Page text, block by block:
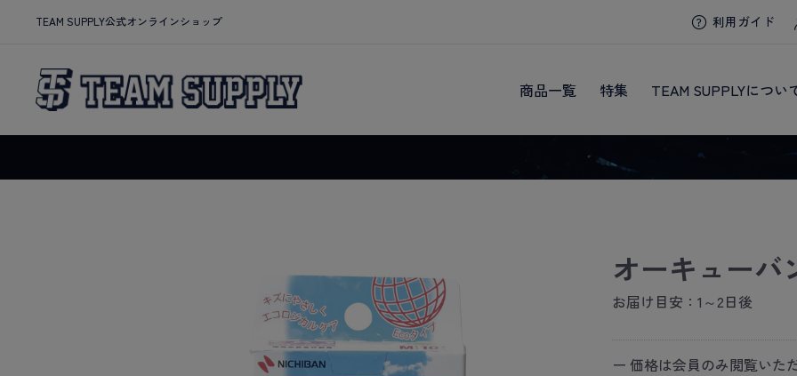
TEAM SUPPLY公式オンラインショップ 利用ガイド
商品一覧 特集 TEAM SUPPLYについ
オーキューバ
お届け目安：1～2日後
ー 価格は会員のみ閲覧いた